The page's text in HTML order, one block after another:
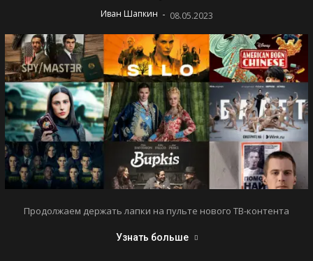
Иван Шапкин - 08.05.2023
Продолжаем держать лапки на пульте нового ТВ-контента
Узнать больше